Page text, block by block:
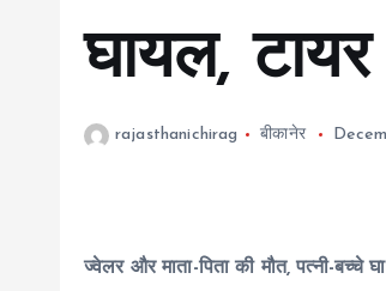
घायल,
rajasthanichirag बीकानेर
ज्वेलर और माता-पिता की मौत, पत्नी-